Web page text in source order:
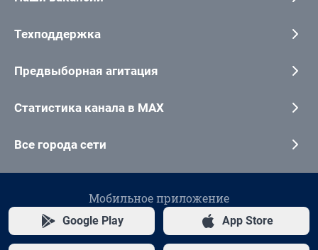
Техподдержка
Предвыборная агитация
Статистика канала в MAX
Все города сети
Мобильное приложение
Google Play App Store